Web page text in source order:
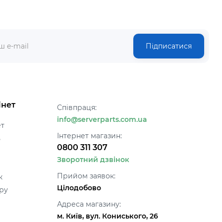
Підписатися
Співпраця:
info@serverparts.com.ua
Інтернет магазин:
0800 311 307
Зворотний дзвінок
Прийом заявок:
Цілодобово
Адреса магазину:
м. Київ, вул. Кониського, 26